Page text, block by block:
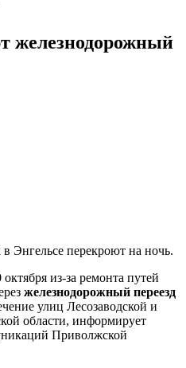
железнодорожный
Энгельсе перекроют на ночь.
из-за ремонта путей
железнодорожный переезд
улиц Лесозаводской и
области, информирует
Приволжской